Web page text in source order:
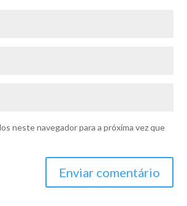
neste navegador para a próxima vez que
Enviar comentário